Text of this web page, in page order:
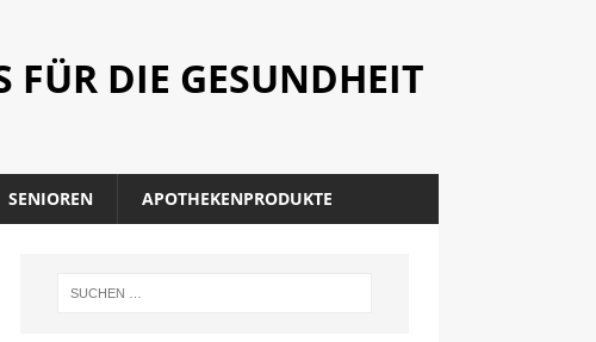
FÜR DIE GESUNDHEIT
SENIOREN APOTHEKENPRODUKTE